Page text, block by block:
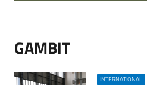
GAMBIT
INTERNATIONAL